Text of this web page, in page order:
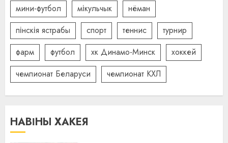
мини-футбол
мікульчык
нёман
пінскія ястрабы
спорт теннис
турнир
фарм
футбол хк Динамо-Минск
хоккей
чемпионат Беларуси
чемпионат КХЛ
НАВІНЫ ХАКЕЯ